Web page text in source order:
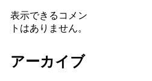
表示できるコメン
トはありません。
アーカイブ